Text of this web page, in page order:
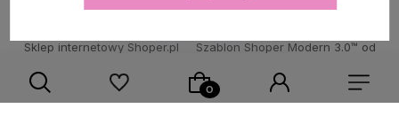
Sklep internetowy Shoper.pl Szablon Shoper Modern 3.0™ od